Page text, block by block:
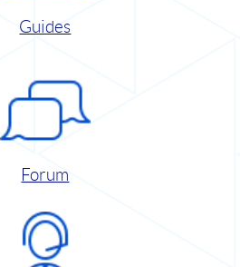
Guides
Forum